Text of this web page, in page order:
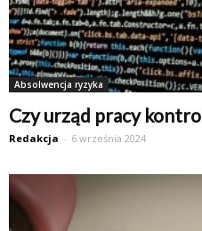
Absolwencja ryzyka
Czy urząd pracy
Redakcja - 6 września 2024